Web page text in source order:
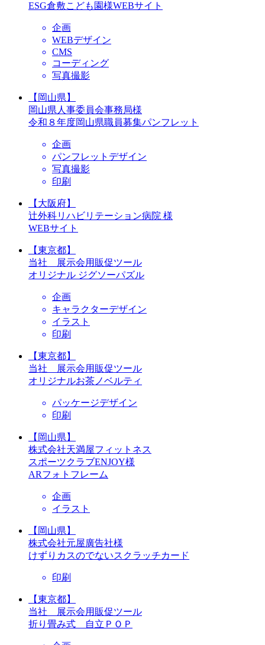
ESG倉敷こども園様WEBサイト
企画
WEBデザイン
CMS
コーディング
写真撮影
【岡山県】
岡山県人事委員会事務局様
令和８年度岡山県職員募集パンフレット
企画
パンフレットデザイン
写真撮影
印刷
【大阪府】
辻外科リハビリテーション病院 様
WEBサイト
【東京都】
当社 展示会用販促ツール
オリジナル ジグソーパズル
企画
キャラクターデザイン
イラスト
印刷
【東京都】
当社 展示会用販促ツール
オリジナルお茶ノベルティ
パッケージデザイン
印刷
【岡山県】
株式会社天満屋フィットネス
スポーツクラブENJOY様
ARフォトフレーム
企画
イラスト
【岡山県】
株式会社元屋廣告社様
けずりカスのでないスクラッチカード
印刷
【東京都】
当社 展示会用販促ツール
折り畳み式 自立ＰＯＰ